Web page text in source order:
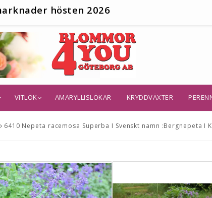
hösten 2026
VITLÖK AMARYLLISLÖKAR KRYDDVÄXTER
6410 Nepeta racemosa Superba I Svenskt namn :Bergnepeta